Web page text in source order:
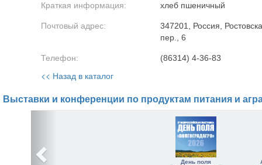
Краткая информация: хлеб пшеничный
Почтовый адрес:
347201, Россия,
пер., 6
Телефон: (86314) 4-36-83
<< Назад в каталог
Выставки и конференции по продуктам питания и
День поля